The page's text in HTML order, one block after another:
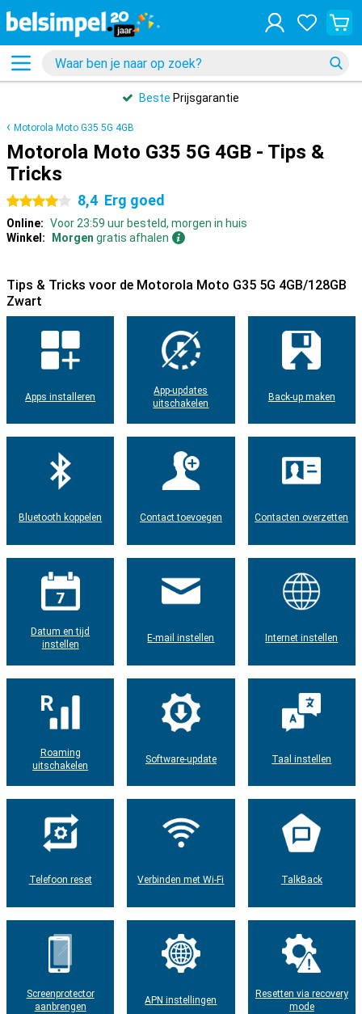
Beste Prijsgarantie
Motorola Moto G35 5G 4GB
Motorola Moto G35 5G 4GB - Tips &
Tricks
4 sterren 8,4 Erg goed
Online: Voor 23:59 uur besteld, morgen in huis
Winkel:
Morgen gratis afhalen
Tips & Tricks voor de Motorola Moto G35 5G 4GB/128GB
Zwart
Apps installeren
App-updates
uitschakelen
Back-up maken
Bluetooth koppelen Contact toevoegen Contacten overzetten
Datum en tijd
instellen
E-mail instellen Internet instellen
Roaming
uitschakelen
Software-update Taal instellen
Telefoon reset Verbinden met Wi-Fi TalkBack
Screenprotector
aanbrengen
APN instellingen
Resetten via recovery
mode